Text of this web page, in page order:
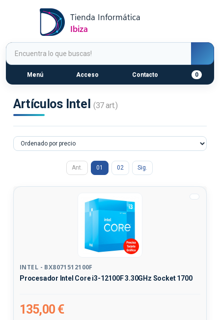
Menú Acceso Contacto 0
Artículos Intel (37 art.)
Ant. 01 02 Sig.
INTEL - BX8071512100F
Procesador Intel Core i3-12100F 3.30GHz Socket 1700
135,00 €